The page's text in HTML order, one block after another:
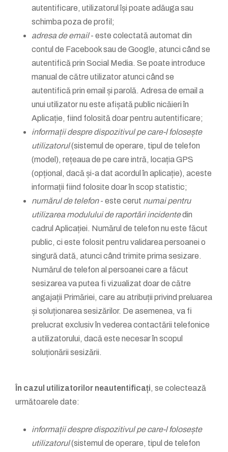
autentificare, utilizatorul își poate adăuga sau
schimba poza de profil;
adresa de email- este colectată automat din
contul de Facebook sau de Google, atunci când se
autentifică prin Social Media. Se poate introduce
manual de către utilizator atunci când se
autentifică prin email și parolă. Adresa de email a
unui utilizator nu este afișată public nicăieri în
Aplicație, fiind folosită doar pentru autentificare;
informații despre dispozitivul pe care-l folosește
utilizatorul(sistemul de operare, tipul de telefon
(model), rețeaua de pe care intră, locația GPS
(opțional, dacă și-a dat acordul în aplicație), aceste
informații fiind folosite doar în scop statistic;
numărul de telefon- este cerut numai pentru
utilizarea modulului de raportări incidentedin
cadrul Aplicației. Numărul de telefon nu este făcut
public, ci este folosit pentru validarea persoanei o
singură dată, atunci când trimite prima sesizare.
Numărul de telefon al persoanei care a făcut
sesizarea va putea fi vizualizat doar de către
angajații Primăriei, care au atribuții privind preluarea
și soluționarea sesizărilor. De asemenea, va fi
prelucrat exclusiv în vederea contactării telefonice
a utilizatorului, dacă este necesar în scopul
soluționării sesizării.
În cazul utilizatorilor neautentificați, se colectează
următoarele date:
informații despre dispozitivul pe care-l folosește
utilizatorul(sistemul de operare, tipul de telefon